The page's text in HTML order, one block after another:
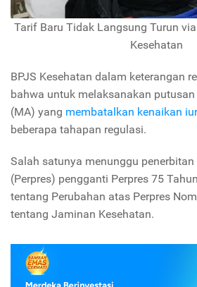
Tarif Baru Tidak Langsung Turun
Kesehatan
BPJS Kesehatan dalam keterangan
bahwa untuk melaksanakan
(MA) yang membatalkan kenaikan
beberapa tahapan regulasi.
Salah satunya menunggu penerbitan
(Perpres) pengganti Perpres 75
tentang Perubahan atas Perpres
tentang Jaminan Kesehatan.